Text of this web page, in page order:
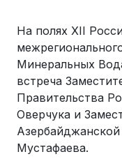
На полях XII
Минеральных
встреча
Правительства
Оверчука и
Мустафаева.